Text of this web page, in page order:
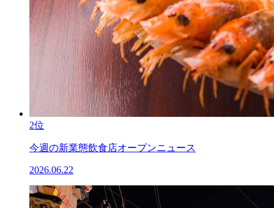
2位
今週の新業態飲食店オープンニュース
2026.06.22